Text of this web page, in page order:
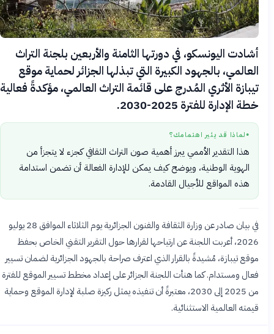
أشادت اليونسكو، في دورتها الثامنة والأربعين بلجنة التراث
العالمي، بالجهود الكبيرة التي تبذلها الجزائر لحماية موقع
تيبازة الأثري المُدرج على قائمة التراث العالمي، مؤكدةً فعالية
خطة الإدارة للفترة 2025-2030.
لماذا قد يثير اهتمامك؟
هذا التقدير الأممي يبرز أهمية صون التراث الثقافي كجزء لا يتجزأ من
الهوية الوطنية، ويوضح كيف يمكن للإدارة الفعالة أن تضمن استدامة
هذه المواقع للأجيال القادمة.
في بيان صادر عن وزارة الثقافة والفنون الجزائرية يوم الثلاثاء الموافق 28 يوليو
2026، أعربت اللجنة عن ارتياحها لقرارها حول التقرير التقني الخاص بحفظ
موقع تيبازة، مُشيدةً بالقرار الذي اعترف صراحة بالجهود الجزائرية لضمان تسيير
فعال ومستدام. كما هنأت اللجنة الجزائر على إعداد مخطط تسيير الموقع للفترة
من 2025 إلى 2030، معتبرةً أن تنفيذه يمثل ركيزة صلبة لإدارة الموقع وحماية
قيمته العالمية الاستثنائية.